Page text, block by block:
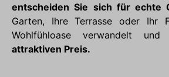
entscheiden Sie sich für echte
Garten, Ihre Terrasse oder Ihr
Wohlfühloase verwandelt
attraktiven Preis.